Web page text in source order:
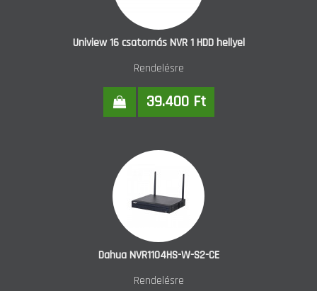
Uniview 16 csatornás NVR 1 HDD hellyel
Rendelésre
39.400 Ft
Dahua NVR1104HS-W-S2-CE
Rendelésre